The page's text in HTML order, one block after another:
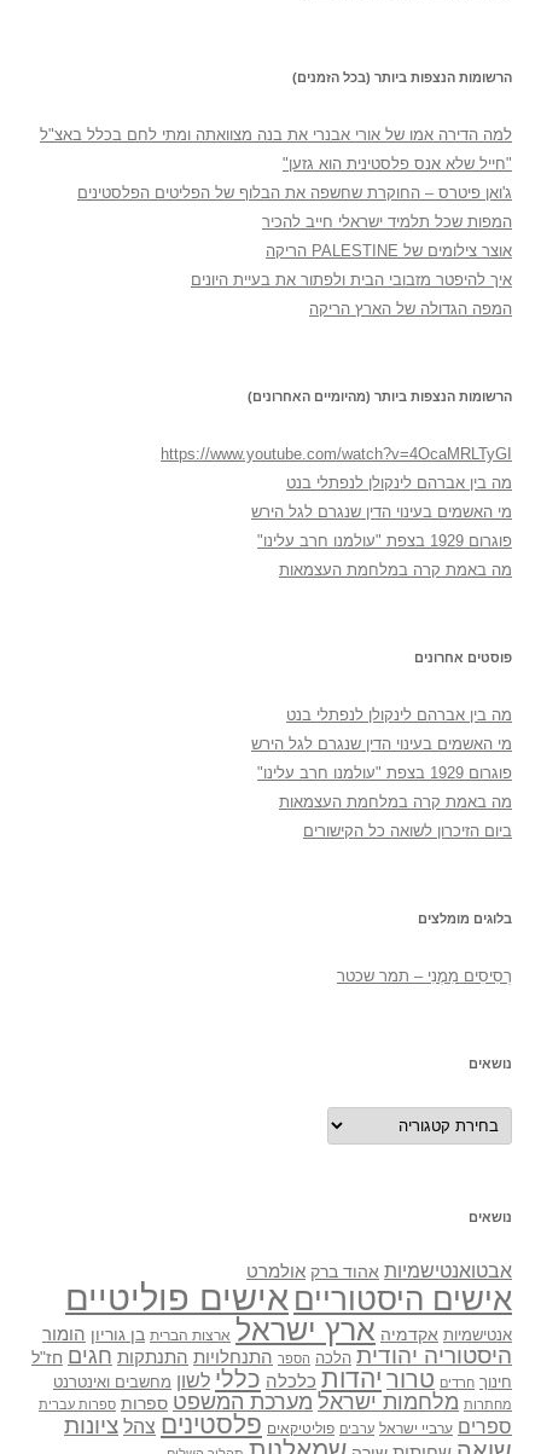
הרשומות הנצפות ביותר (בכל הזמנים)
למה הדירה אמו של אורי אבנרי את בנה מצוואתה ומתי לחם בכלל באצ"ל
"חייל שלא אנס פלסטינית הוא גזען"
ג'ואן פיטרס – החוקרת שחשפה את הבלוף של הפליטים הפלסטינים
המפות שכל תלמיד ישראלי חייב להכיר
אוצר צילומים של PALESTINE הריקה
איך להיפטר מזבובי הבית ולפתור את בעיית היונים
המפה הגדולה של הארץ הריקה
הרשומות הנצפות ביותר (מהיומיים האחרונים)
https://www.youtube.com/watch?v=4OcaMRLTyGI
מה בין אברהם לינקולן לנפתלי בנט
מי האשמים בעינוי הדין שנגרם לגל הירש
פוגרום 1929 בצפת "עולמנו חרב עלינו"
מה באמת קרה במלחמת העצמאות
פוסטים אחרונים
מה בין אברהם לינקולן לנפתלי בנט
מי האשמים בעינוי הדין שנגרם לגל הירש
פוגרום 1929 בצפת "עולמנו חרב עלינו"
מה באמת קרה במלחמת העצמאות
ביום הזיכרון לשואה כל הקישורים
בלוגים מומלצים
רְסִיסִים מִמֶנִי – תמר שכטר
נושאים
נושאים
נושאים
אבטואנטישמיות אהוד ברק אולמרט
אישים היסטוריים אישים פוליטיים
אנטישמיות אקדמיה ארץ ישראל ארצות הברית בן גוריון הומור
היסטוריה יהודית הלכה הספר התנחלויות התנתקות חגים חז"ל
חינוך חרדים טרור יהדות כלכלה כללי לשון מחשבים ואינטרנט
מחתרות מלחמות ישראל מערכת המשפט ספרות ספרות עברית
ספרים ערביי ישראל ערבים פוליטיקאים פלסטינים צהל ציונות